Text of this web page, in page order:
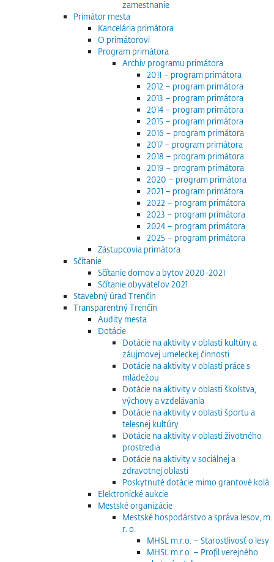
zamestnanie
Primátor mesta
Kancelária primátora
O primátorovi
Program primátora
Archív programu primátora
2011 – program primátora
2012 – program primátora
2013 – program primátora
2014 – program primátora
2015 – program primátora
2016 – program primátora
2017 – program primátora
2018 – program primátora
2019 – program primátora
2020 – program primátora
2021 – program primátora
2022 – program primátora
2023 – program primátora
2024 – program primátora
2025 – program primátora
Zástupcovia primátora
Sčítanie
Sčítanie domov a bytov 2020-2021
Sčítanie obyvateľov 2021
Stavebný úrad Trenčín
Transparentný Trenčín
Audity mesta
Dotácie
Dotácie na aktivity v oblasti kultúry a
záujmovej umeleckej činnosti
Dotácie na aktivity v oblasti práce s
mládežou
Dotácie na aktivity v oblasti školstva,
výchovy a vzdelávania
Dotácie na aktivity v oblasti športu a
telesnej kultúry
Dotácie na aktivity v oblasti životného
prostredia
Dotácie na aktivity v sociálnej a
zdravotnej oblasti
Poskytnuté dotácie mimo grantové kolá
Elektronické aukcie
Mestské organizácie
Mestské hospodárstvo a správa lesov, m.
r. o.
MHSL m.r.o. – Starostlivosť o lesy
MHSL m.r.o. – Profil verejného